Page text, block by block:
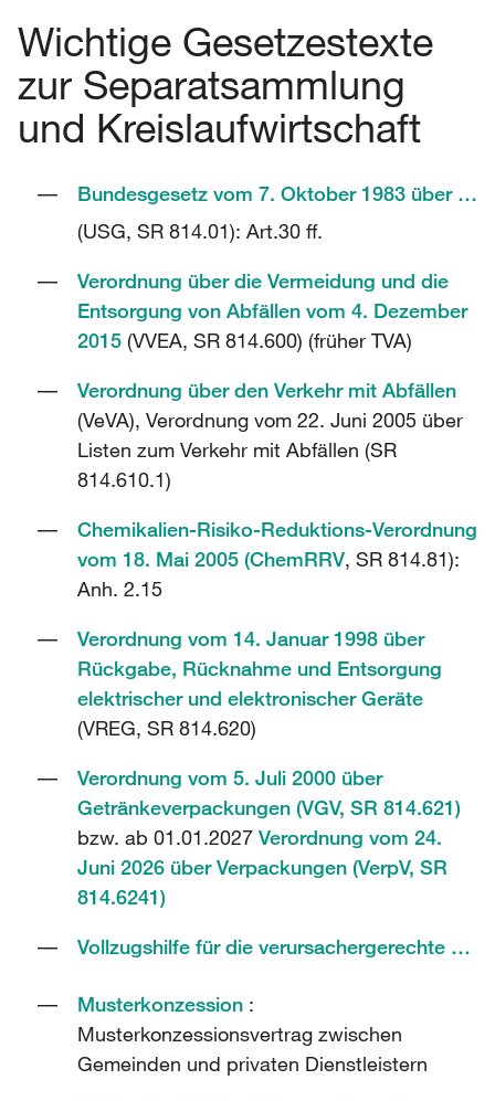
Wichtige Gesetzestexte
zur Separatsammlung
und Kreislaufwirtschaft
Bundesgesetz vom 7. Oktober 1983 über den Umweltschutz
(USG, SR 814.01): Art.30 ff.
Verordnung über die Vermeidung und die
Entsorgung von Abfällen vom 4. Dezember
2015 (VVEA, SR 814.600) (früher TVA)
Verordnung über den Verkehr mit Abfällen
(VeVA), Verordnung vom 22. Juni 2005 über
Listen zum Verkehr mit Abfällen (SR
814.610.1)
Chemikalien-Risiko-Reduktions-Verordnung
vom 18. Mai 2005 (ChemRRV, SR 814.81):
Anh. 2.15
Verordnung vom 14. Januar 1998 über
Rückgabe, Rücknahme und Entsorgung
elektrischer und elektronischer Geräte
(VREG, SR 814.620)
Verordnung vom 5. Juli 2000 über
Getränkeverpackungen (VGV, SR 814.621)
bzw. ab 01.01.2027 Verordnung vom 24.
Juni 2026 über Verpackungen (VerpV, SR
814.6241)
Vollzugshilfe für die verursachergerechte Finanzierung der Siedlungsabfallentsorgung
Musterkonzession :
Musterkonzessionsvertrag zwischen
Gemeinden und privaten Dienstleistern